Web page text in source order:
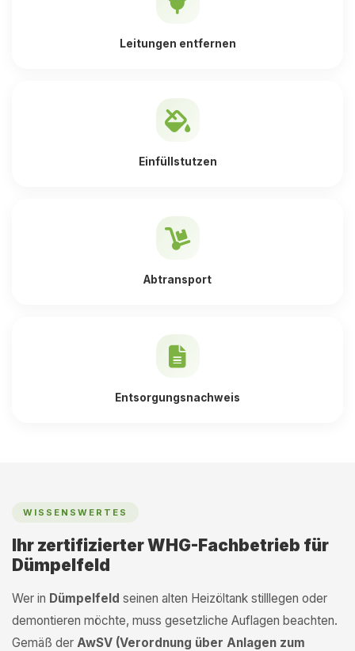
Leitungen entfernen
Einfüllstutzen
Abtransport
Entsorgungsnachweis
WISSENSWERTES
Ihr zertifizierter WHG-Fachbetrieb für
Dümpelfeld
Wer in Dümpelfeld seinen alten Heizöltank stilllegen oder
demontieren möchte, muss gesetzliche Auflagen beachten.
Gemäß der AwSV (Verordnung über Anlagen zum